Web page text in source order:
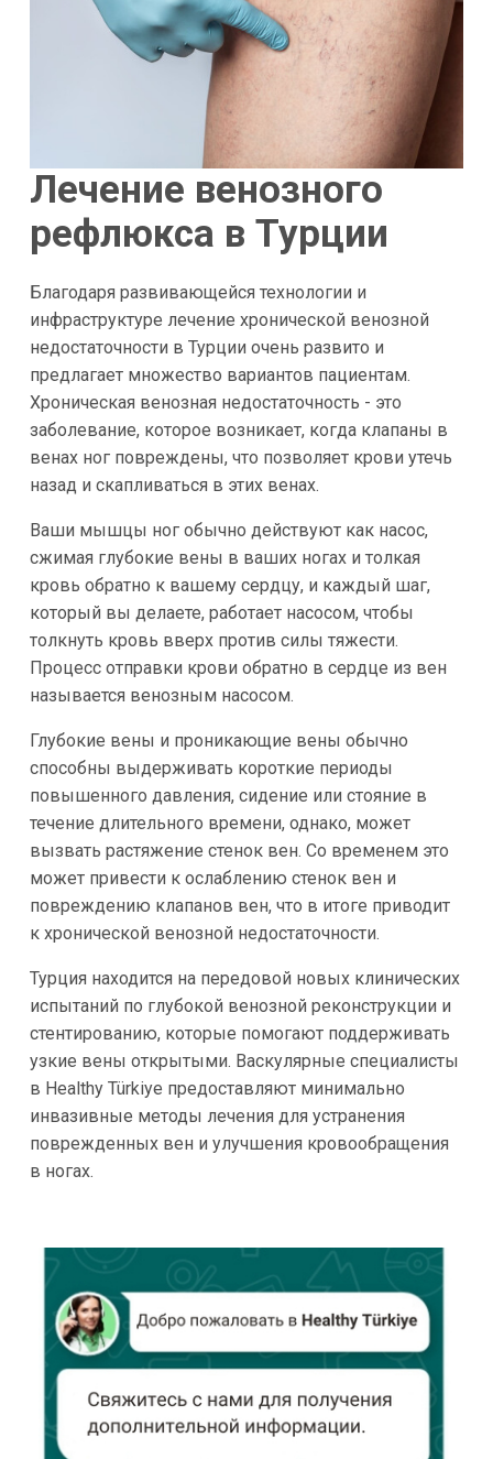
Лечение венозного
рефлюкса в Турции
Благодаря развивающейся технологии и
инфраструктуре лечение хронической венозной
недостаточности в Турции очень развито и
предлагает множество вариантов пациентам.
Хроническая венозная недостаточность - это
заболевание, которое возникает, когда клапаны в
венах ног повреждены, что позволяет крови утечь
назад и скапливаться в этих венах.
Ваши мышцы ног обычно действуют как насос,
сжимая глубокие вены в ваших ногах и толкая
кровь обратно к вашему сердцу, и каждый шаг,
который вы делаете, работает насосом, чтобы
толкнуть кровь вверх против силы тяжести.
Процесс отправки крови обратно в сердце из вен
называется венозным насосом.
Глубокие вены и проникающие вены обычно
способны выдерживать короткие периоды
повышенного давления, сидение или стояние в
течение длительного времени, однако, может
вызвать растяжение стенок вен. Со временем это
может привести к ослаблению стенок вен и
повреждению клапанов вен, что в итоге приводит
к хронической венозной недостаточности.
Турция находится на передовой новых клинических
испытаний по глубокой венозной реконструкции и
стентированию, которые помогают поддерживать
узкие вены открытыми. Васкулярные специалисты
в Healthy Türkiye предоставляют минимально
инвазивные методы лечения для устранения
поврежденных вен и улучшения кровообращения
в ногах.